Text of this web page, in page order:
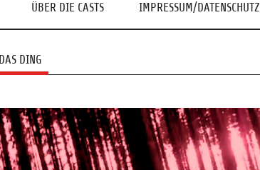
ÜBER DIE CASTS IMPRESSUM/DATENSCHUTZ
DAS DING